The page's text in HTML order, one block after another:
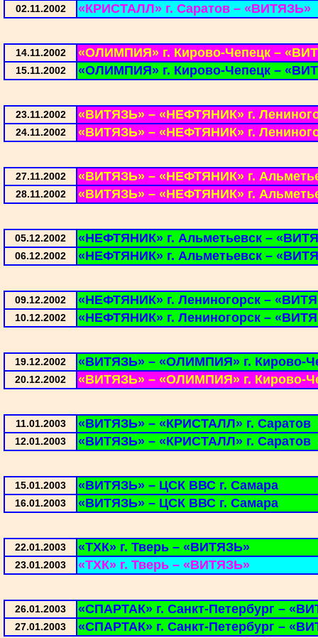
02.11.2002 «КРИСТАЛЛ» г. Саратов – «ВИТЯЗЬ»
14.11.2002 «ОЛИМПИЯ» г. Кирово-Чепецк –
15.11.2002 «ОЛИМПИЯ» г. Кирово-Чепецк –
23.11.2002 «ВИТЯЗЬ» – «НЕФТЯНИК» г.
24.11.2002 «ВИТЯЗЬ» – «НЕФТЯНИК» г.
27.11.2002 «ВИТЯЗЬ» – «НЕФТЯНИК» г.
28.11.2002 «ВИТЯЗЬ» – «НЕФТЯНИК» г.
05.12.2002 «НЕФТЯНИК» г. Альметьевск –
06.12.2002 «НЕФТЯНИК» г. Альметьевск –
09.12.2002 «НЕФТЯНИК» г. Лениногорск –
10.12.2002 «НЕФТЯНИК» г. Лениногорск –
19.12.2002 «ВИТЯЗЬ» – «ОЛИМПИЯ» г. Кирово-
20.12.2002 «ВИТЯЗЬ» – «ОЛИМПИЯ» г. Кирово-
11.01.2003 «ВИТЯЗЬ» – «КРИСТАЛЛ» г. Саратов
12.01.2003 «ВИТЯЗЬ» – «КРИСТАЛЛ» г. Саратов
15.01.2003 «ВИТЯЗЬ» – ЦСК ВВС г. Самара
16.01.2003 «ВИТЯЗЬ» – ЦСК ВВС г. Самара
22.01.2003 «ТХК» г. Тверь – «ВИТЯЗЬ»
23.01.2003 «ТХК» г. Тверь – «ВИТЯЗЬ»
26.01.2003 «СПАРТАК» г. Санкт-Петербург –
27.01.2003 «СПАРТАК» г. Санкт-Петербург –